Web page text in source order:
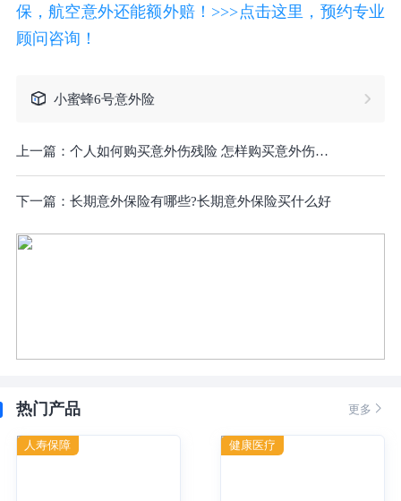
保，航空意外还能额外赔！>>>点击这里，预约专业
顾问咨询！
小蜜蜂6号意外险
上一篇： 个人如何购买意外伤残险 怎样购买意外伤残险
下一篇： 长期意外保险有哪些?长期意外保险买什么好
热门产品 更多 
人寿保障 健康医疗